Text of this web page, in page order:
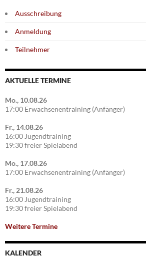
Ausschreibung
Anmeldung
Teilnehmer
AKTUELLE TERMINE
Mo., 10.08.26
17:00 Erwachsenentraining (Anfänger)
Fr., 14.08.26
16:00 Jugendtraining
19:30 freier Spielabend
Mo., 17.08.26
17:00 Erwachsenentraining (Anfänger)
Fr., 21.08.26
16:00 Jugendtraining
19:30 freier Spielabend
Weitere Termine
KALENDER